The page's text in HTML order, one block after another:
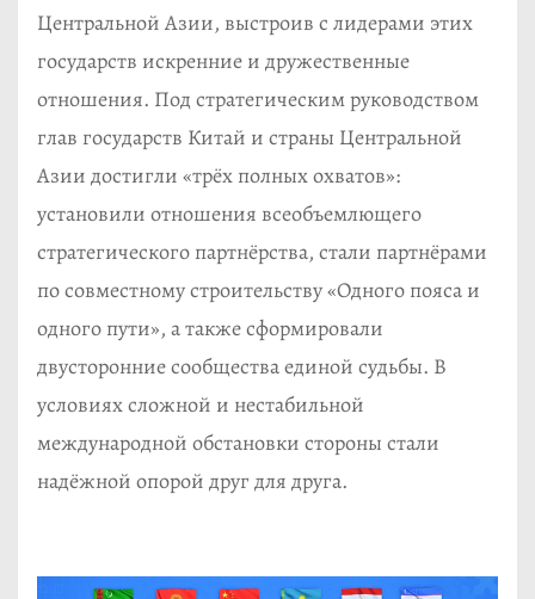
Центральной Азии, выстроив с лидерами этих
государств искренние и дружественные
отношения. Под стратегическим руководством
глав государств Китай и страны Центральной
Азии достигли «трёх полных охватов»:
установили отношения всеобъемлющего
стратегического партнёрства, стали партнёрами
по совместному строительству «Одного пояса и
одного пути», а также сформировали
двусторонние сообщества единой судьбы. В
условиях сложной и нестабильной
международной обстановки стороны стали
надёжной опорой друг для друга.